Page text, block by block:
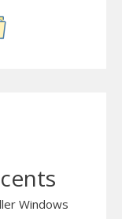
Windows